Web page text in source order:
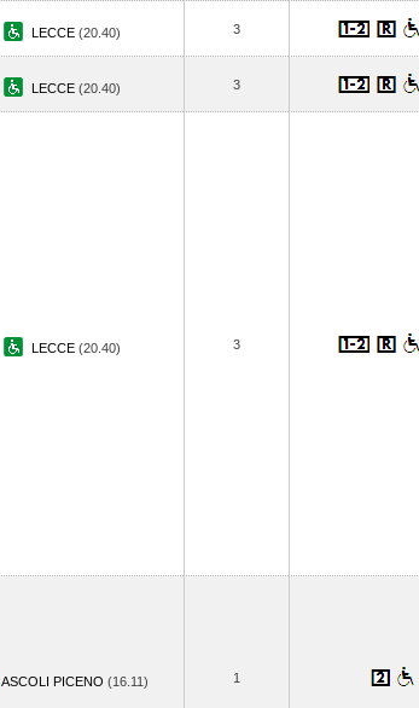
LECCE (20.40) 3
LECCE (20.40) 3
LECCE (20.40) 3
ASCOLI PICENO (16.11) 1